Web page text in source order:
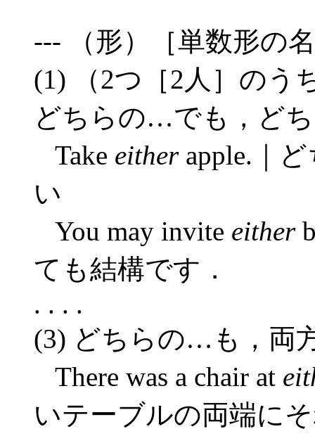
--- （形）［単数形の
(1) （2つ［2人］のう
どちらの…でも，ど
Take eitherapple.｜
い
You may invite either
ても結構です．
. . . .
(3) どちらの…も，両
There was a chair at
いテーブルの両端に